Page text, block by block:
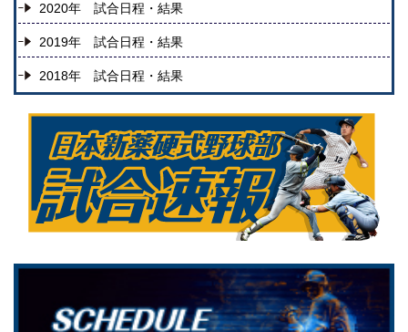
2020年 試合日程・結果
2019年 試合日程・結果
2018年 試合日程・結果